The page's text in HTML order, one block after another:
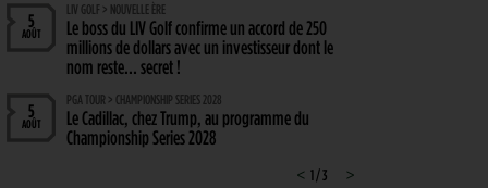
5
AOÛT
LIV GOLF > NOUVELLE ÈRE
Le boss du LIV Golf confirme un accord de 250
millions de dollars avec un investisseur dont le
nom reste… secret !
5
AOÛT
PGA TOUR > CHAMPIONSHIP SERIES 2028
Le Cadillac, chez Trump, au programme du
Championship Series 2028
< >
1 / 3